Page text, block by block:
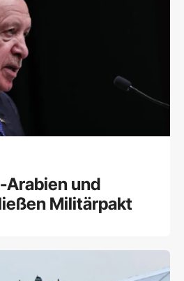
Arabien und
Militärpakt